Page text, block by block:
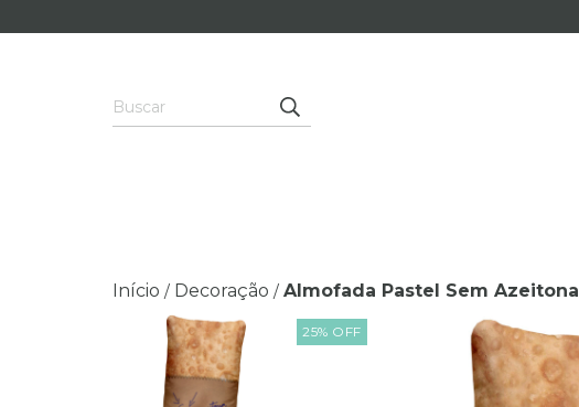
Início / Decoração / Almofada Pastel Sem Azeitona
25% OFF